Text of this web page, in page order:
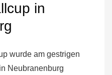
in
wurde am gestrigen
Neubranenburg